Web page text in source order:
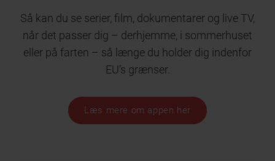
Så kan du se serier, film, dokumentarer og live TV,
når det passer dig – derhjemme, i sommerhuset
eller på farten – så længe du holder dig indenfor
EU’s grænser.
Læs mere om appen her